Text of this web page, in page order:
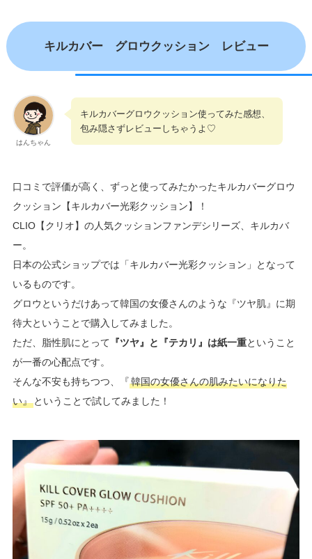
キルカバー グロウクッション レビュー
はんちゃん
キルカバーグロウクッション使ってみた感想、
包み隠さずレビューしちゃうよ♡
口コミで評価が高く、ずっと使ってみたかったキルカバーグロウ
クッション【キルカバー光彩クッション】！
CLIO【クリオ】の人気クッションファンデシリーズ、キルカバ
ー。
日本の公式ショップでは「キルカバー光彩クッション」となって
いるものです。
グロウというだけあって韓国の女優さんのような『ツヤ肌』に期
待大ということで購入してみました。
ただ、 脂性肌にとって 『ツヤ』と『テカリ』は紙一重ということ
が一番の心配点です。
そんな不安も持ちつつ、『韓国の女優さんの肌みたいになりた
い』ということで試してみました！